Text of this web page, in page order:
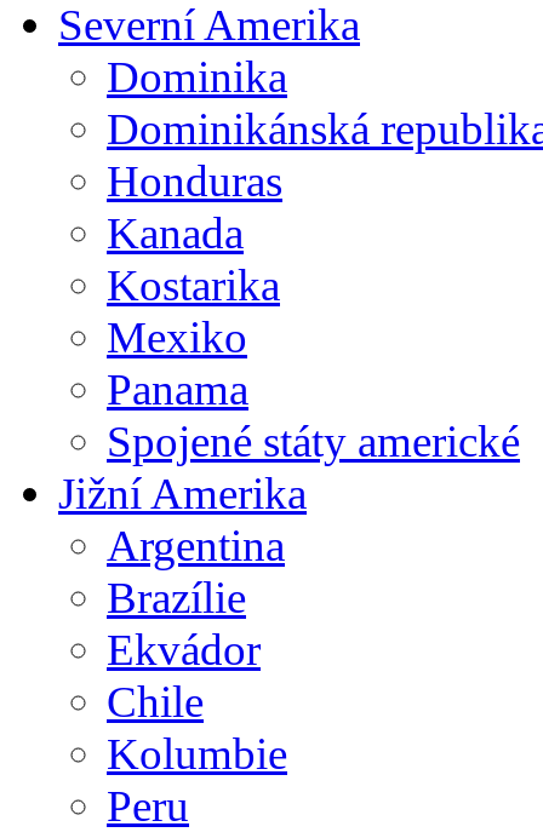
Severní Amerika
Dominika
Dominikánská
Honduras
Kanada
Kostarika
Mexiko
Panama
Spojené státy americké
Jižní Amerika
Argentina
Brazílie
Ekvádor
Chile
Kolumbie
Peru